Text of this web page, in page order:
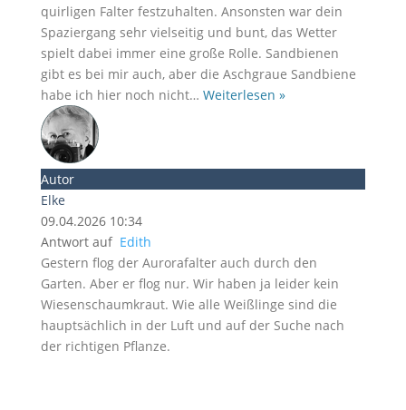
quirligen Falter festzuhalten. Ansonsten war dein
Spaziergang sehr vielseitig und bunt, das Wetter
spielt dabei immer eine große Rolle. Sandbienen
gibt es bei mir auch, aber die Aschgraue Sandbiene
habe ich hier noch nicht… Weiterlesen »
Autor
Elke
09.04.2026 10:34
Antwort auf Edith
Gestern flog der Aurorafalter auch durch den
Garten. Aber er flog nur. Wir haben ja leider kein
Wiesenschaumkraut. Wie alle Weißlinge sind die
hauptsächlich in der Luft und auf der Suche nach
der richtigen Pflanze.